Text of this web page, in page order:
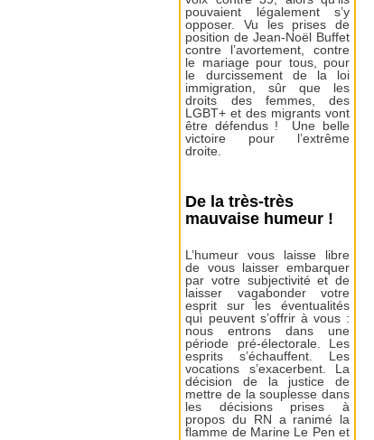
pouvaient légalement s’y
opposer. Vu les prises de
position de Jean-Noël Buffet
contre l’avortement, contre
le mariage pour tous, pour
le durcissement de la loi
immigration, sûr que les
droits des femmes, des
LGBT+ et des migrants vont
être défendus ! Une belle
victoire pour l’extrême
droite.
De la très-très
mauvaise humeur !
L’humeur vous laisse libre
de vous laisser embarquer
par votre subjectivité et de
laisser vagabonder votre
esprit sur les éventualités
qui peuvent s’offrir à vous :
nous entrons dans une
période pré-électorale. Les
esprits s’échauffent. Les
vocations s’exacerbent. La
décision de la justice de
mettre de la souplesse dans
les décisions prises à
propos du RN a ranimé la
flamme de Marine Le Pen et